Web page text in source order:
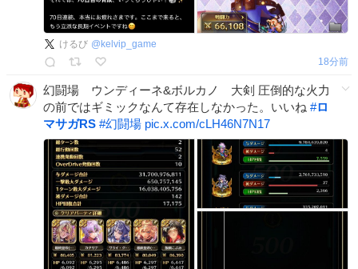
けるび @ kelvip_game
18分前
幻闘場 ウンディーネ&ボルカノ 大剣 圧倒的な火力
の前ではギミックなんて存在しなかった。いいね #ロ
マサガRS #幻闘場 pic.x.com/cLH46N7N17